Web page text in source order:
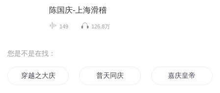
陈国庆-上海滑稽
149 126.8万
您是不是在找：
穿越之大庆帝国 普天同庆 嘉庆皇帝